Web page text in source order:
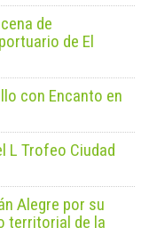
de
de El
con Encanto en
L Trofeo Ciudad
Alegre por su
territorial de la